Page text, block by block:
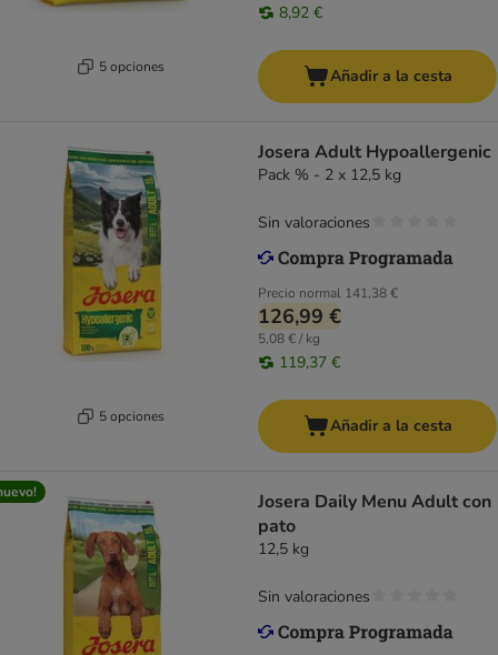
5 opciones
8,92 €
Añadir a la cesta
5 opciones
Josera Adult Hypoallergenic
Pack % - 2 x 12,5 kg
Precio normal 141,38 €
126,99 €
5,08 € / kg
119,37 €
Sin valoraciones
Añadir a la cesta
Josera Daily Menu Adult con
pato
12,5 kg
Sin valoraciones